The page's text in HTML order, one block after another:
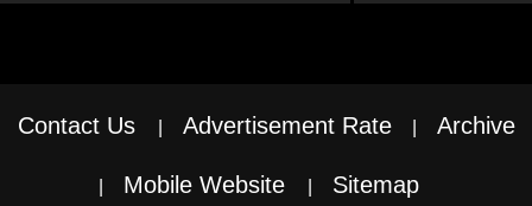
Contact Us Advertisement Rate Archive
Mobile Website Sitemap